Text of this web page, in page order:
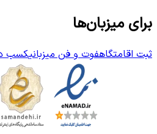
برای میزبان‌ها
ثبت اقامتگاهفوت و فن میزبانیکسب